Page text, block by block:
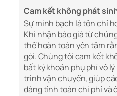
Cam kết không phát
Sự minh bạch là tôn chỉ
Khi nhận báo giá từ
thể hoàn toàn yên tâm
gói. Chúng tôi cam kết
bất kỳ khoản phụ phí vô
trình vận chuyển, giúp
dàng tính toán chi phí và